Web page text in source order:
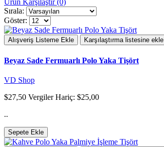
Ürün Karşılaştır (0)
Sırala:
Göster:
Alışveriş Listeme Ekle Karşılaştırma listesine ekle
Beyaz Sade Fermuarlı Polo Yaka Tişört
VD Shop
$27,50 Vergiler Hariç: $25,00
..
Sepete Ekle